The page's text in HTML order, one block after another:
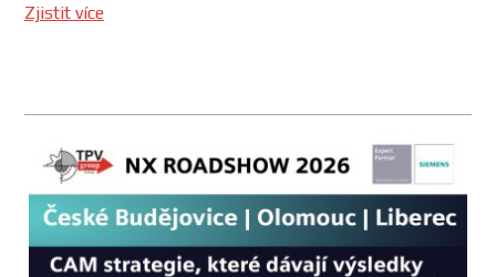
Zjistit více